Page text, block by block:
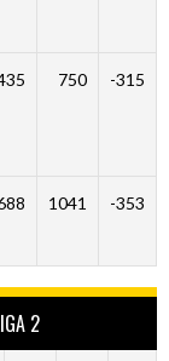
750 -315
1041 -353
2